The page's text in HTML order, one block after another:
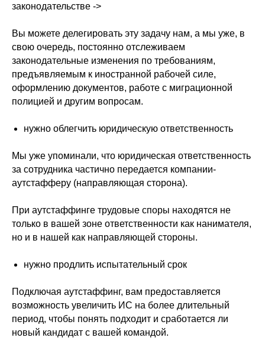
законодательстве ->
Вы можете делегировать эту задачу нам, а мы уже, в
свою очередь, постоянно отслеживаем
законодательные изменения по требованиям,
предъявляемым к иностранной рабочей силе,
оформлению документов, работе с миграционной
полицией и другим вопросам.
нужно облегчить юридическую ответственность
Мы уже упоминали, что юридическая ответственность
за сотрудника частично передается компании-
аутстафферу (направляющая сторона).
При аутстаффинге трудовые споры находятся не
только в вашей зоне ответственности как нанимателя,
но и в нашей как направляющей стороны.
нужно продлить испытательный срок
Подключая аутстаффинг, вам предоставляется
возможность увеличить ИС на более длительный
период, чтобы понять подходит и сработается ли
новый кандидат с вашей командой.